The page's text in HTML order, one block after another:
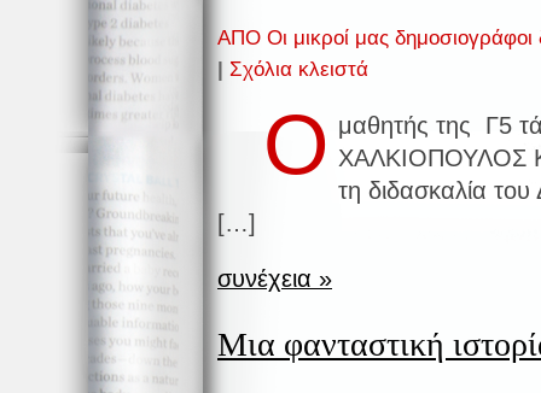
ΑΠΟ Οι μικροί μας δημοσιογράφοι
| Σχόλια κλειστά
Ο μαθητής της Γ5
ΧΑΛΚΙΟΠΟΥΛΟΣ
τη διδασκαλία
[…]
συνέχεια »
Μια φανταστική